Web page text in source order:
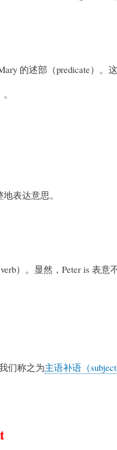
的述部（predicate）。
表达意思。
）。显然，Peter is 表意
们称之为主语补语（subject